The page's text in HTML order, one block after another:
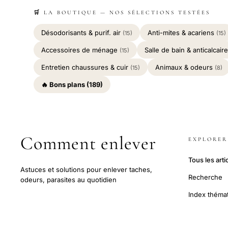
🛒 LA BOUTIQUE — NOS SÉLECTIONS TESTÉES
Désodorisants & purif. air (15) Anti-mites & acariens (15)
Accessoires de ménage (15) Salle de bain &
Entretien chaussures & cuir (15) Animaux & odeurs (8)
🔥 Bons plans (189)
Comment enlever
Astuces et solutions pour enlever taches,
odeurs, parasites au quotidien
EXPLORER
Tous les
Recherche
Index